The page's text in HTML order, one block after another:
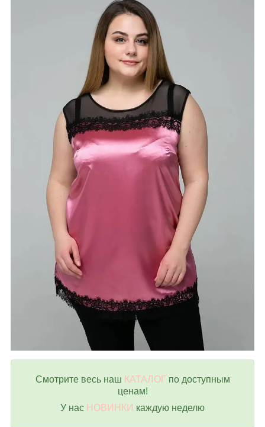
Смотрите весь наш КАТАЛОГ по доступным
ценам!
У нас НОВИНКИ каждую неделю